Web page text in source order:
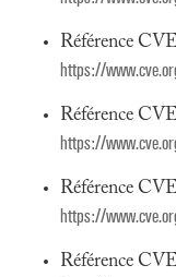
Référence
https://
Référence
https://
Référence
https://
Référence